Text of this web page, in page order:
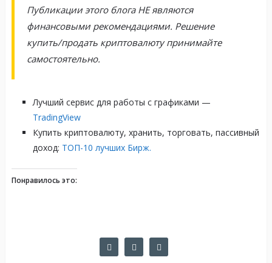
Публикации этого блога НЕ являются
финансовыми рекомендациями. Решение
купить/продать криптовалюту принимайте
самостоятельно.
Лучший сервис для работы с графиками —
TradingView
Купить криптовалюту, хранить, торговать, пассивный
доход: ТОП-10 лучших Бирж.
Понравилось это: